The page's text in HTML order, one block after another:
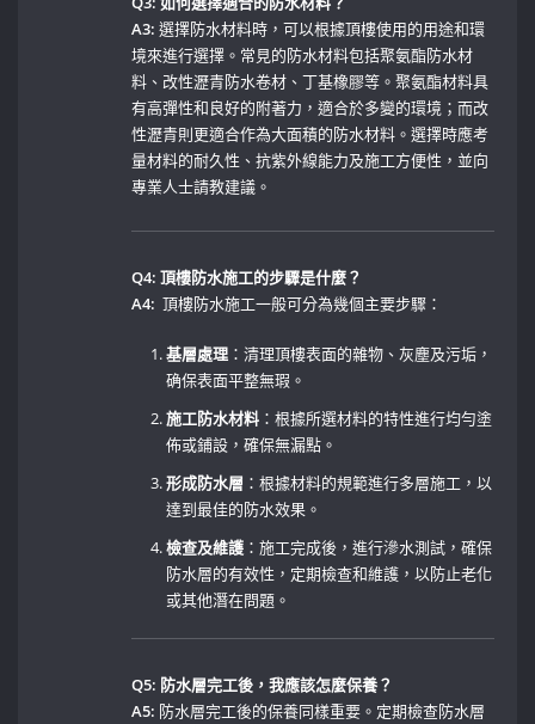
A3: 選擇防水材料時，可以根據頂樓使用的用途和環
境來進行選擇。常見的防水材料包括聚氨酯防水材
料、改性瀝青防水卷材、丁基橡膠等。聚氨酯材料具
有高彈性和良好的附著力，適合於多變的環境；而改
性瀝青則更適合作為大面積的防水材料。選擇時應考
量材料的耐久性、抗紫外線能力及施工方便性，並向
專業人士請教建議。
Q4:​ 頂樓防水施工的步驟是什麼？
A4: ​ 頂樓防水施工一般可分為幾個主要步驟：⁤
基層處理 ：清理頂樓表面的雜物、灰塵及污垢，
确保表面平整無瑕。 ‌
施工防水材料 ：根據所選材料的特性進行均勻塗
佈或鋪設，確保無漏點。⁣
形成防水層 ：根據材料的規範進行多層施工，以
達到最佳的防水效果。
檢查及維護 ：施工完成後，進行滲水測試，確保
防水層的有效性，定期檢查和維護，以防止老化
或其他潛在問題。
Q5: 防水層完工後，我應該怎麼保養？
A5: 防水層完工後的保養同樣重要。定期檢查防水層